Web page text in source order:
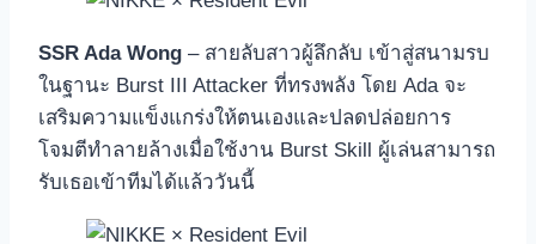
SSR Ada Wong – สายลับสาวผู้ลึกลับ เข้าสู่สนามรบ
ในฐานะ Burst III Attacker ที่ทรงพลัง โดย Ada จะ
เสริมความแข็งแกร่งให้ตนเองและปลดปล่อยการ
โจมตีทำลายล้างเมื่อใช้งาน Burst Skill ผู้เล่นสามารถ
รับเธอเข้าทีมได้แล้ววันนี้